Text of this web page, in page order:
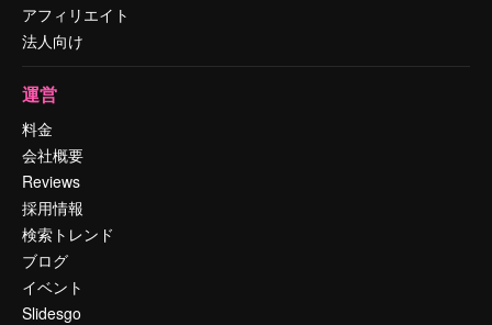
アフィリエイト
法人向け
運営
料金
会社概要
Reviews
採用情報
検索トレンド
ブログ
イベント
Slidesgo